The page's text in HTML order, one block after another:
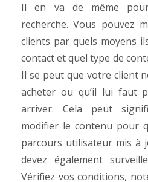
Il en va de même
recherche. Vous pouvez
clients par quels moyens
contact et quel type de
Il se peut que votre client
acheter ou qu’il lui faut
arriver. Cela peut
modifier le contenu pour
parcours utilisateur mis à
devez également
Vérifiez vos conditions,